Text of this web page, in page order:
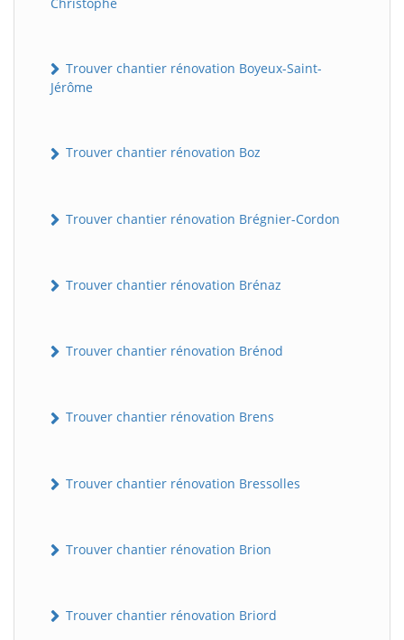
Trouver chantier rénovation Boyeux-Saint-
Jérôme
Trouver chantier rénovation Boz
Trouver chantier rénovation Brégnier-Cordon
Trouver chantier rénovation Brénaz
Trouver chantier rénovation Brénod
Trouver chantier rénovation Brens
Trouver chantier rénovation Bressolles
Trouver chantier rénovation Brion
Trouver chantier rénovation Briord